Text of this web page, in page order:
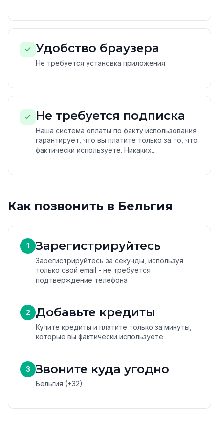
Удобство браузера
Не требуется установка приложения
Не требуется подписка
Наша система оплаты по факту использования
гарантирует, что вы платите только за то, что
фактически используете. Никаких...
Как позвонить в Бельгия
1 Зарегистрируйтесь
Зарегистрируйтесь за секунды, используя
только свой email - не требуется
подтверждение телефона
2 Добавьте кредиты
Купите кредиты и платите только за минуты,
которые вы фактически используете
3 Звоните куда угодно
Бельгия (+32)